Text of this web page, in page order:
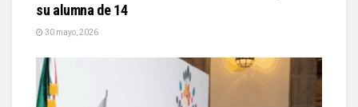
su alumna de 14
30 mayo, 2026